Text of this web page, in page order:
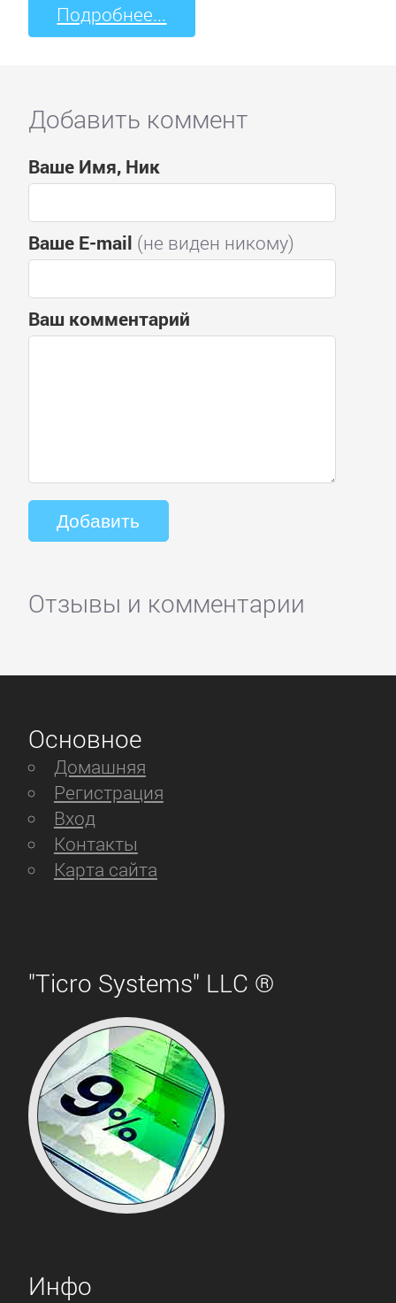
Подробнее...
Добавить коммент
Ваше Имя, Ник
Ваше E-mail (не виден никому)
Ваш комментарий
Отзывы и комментарии
Основное
Домашняя
Регистрация
Вход
Контакты
Карта сайта
"Ticro Systems" LLC ®
Инфо